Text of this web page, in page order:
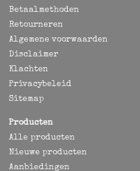
Betaalmethoden
Retourneren
Algemene voorwaarden
Disclaimer
Klachten
Privacybeleid
Sitemap
Producten
Alle producten
Nieuwe producten
Aanbiedingen